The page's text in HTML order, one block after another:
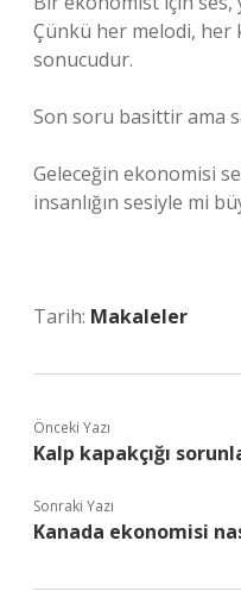
Çünkü her melodi, her
sonucudur.
Son soru basittir ama
Geleceğin ekonomisi
insanlığın sesiyle mi
Tarih: Makaleler
Önceki Yazı
Kalp kapakçığı
Sonraki Yazı
Kanada ekonomisi